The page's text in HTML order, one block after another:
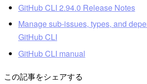
GitHub CLI 2.94.0 Release Notes
Manage sub-issues, types, and
GitHub CLI
GitHub CLI manual
この記事をシェアする